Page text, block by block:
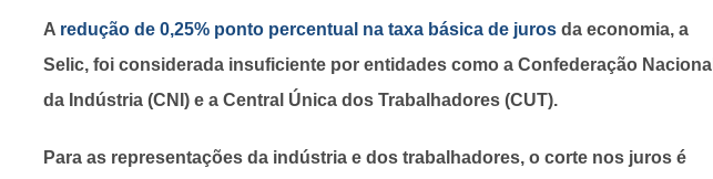
A redução de 0,25% ponto percentual na taxa básica de juros da economia, a
Selic, foi considerada insuficiente por entidades como a Confederação Nacional
da Indústria (CNI) e a Central Única dos Trabalhadores (CUT).
Para as representações da indústria e dos trabalhadores, o corte nos juros é